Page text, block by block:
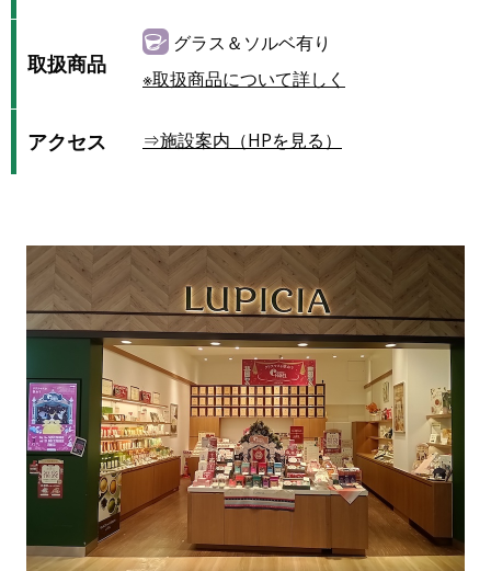
取扱商品
グラス＆ソルベ有り
※取扱商品について詳しく
アクセス ⇒施設案内（HPを見る）